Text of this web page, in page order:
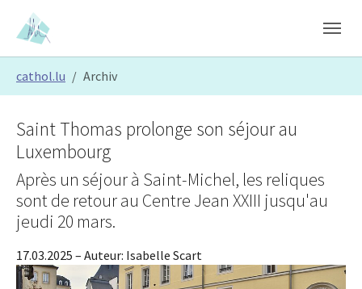
Skip to main content
Skip to page footer
cathol.lu Archiv
Saint Thomas prolonge son séjour au
Luxembourg
Après un séjour à Saint-Michel, les reliques
sont de retour au Centre Jean XXIII jusqu'au
jeudi 20 mars.
17.03.2025 – Auteur: Isabelle Scart